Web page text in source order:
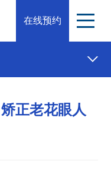
在线预约
正老花眼人